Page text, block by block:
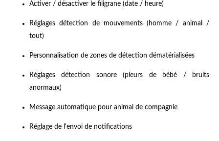
Activer / désactiver le filigrane (date / heure)
Réglages détection de mouvements (homme / animal /
tout)
Personnalisation de zones de détection dématérialisées
Réglages détection sonore (pleurs de bébé / bruits
anormaux)
Message automatique pour animal de compagnie
Réglage de l'envoi de notifications